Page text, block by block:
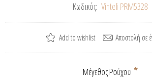
Κωδικός: Vinteli PRM5328
Μέγεθος Ρούχου *